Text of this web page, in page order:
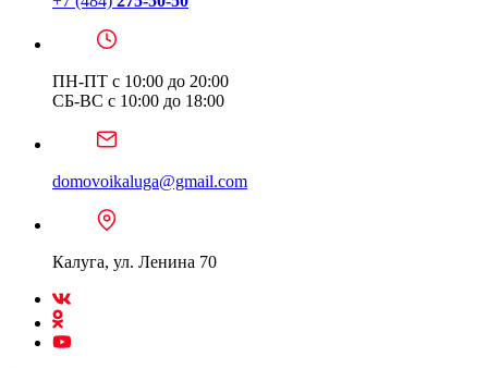
ПН-ПТ с 10:00 до 20:00
СБ-ВС с 10:00 до 18:00
domovoikaluga@gmail.com
Калуга, ул. Ленина 70